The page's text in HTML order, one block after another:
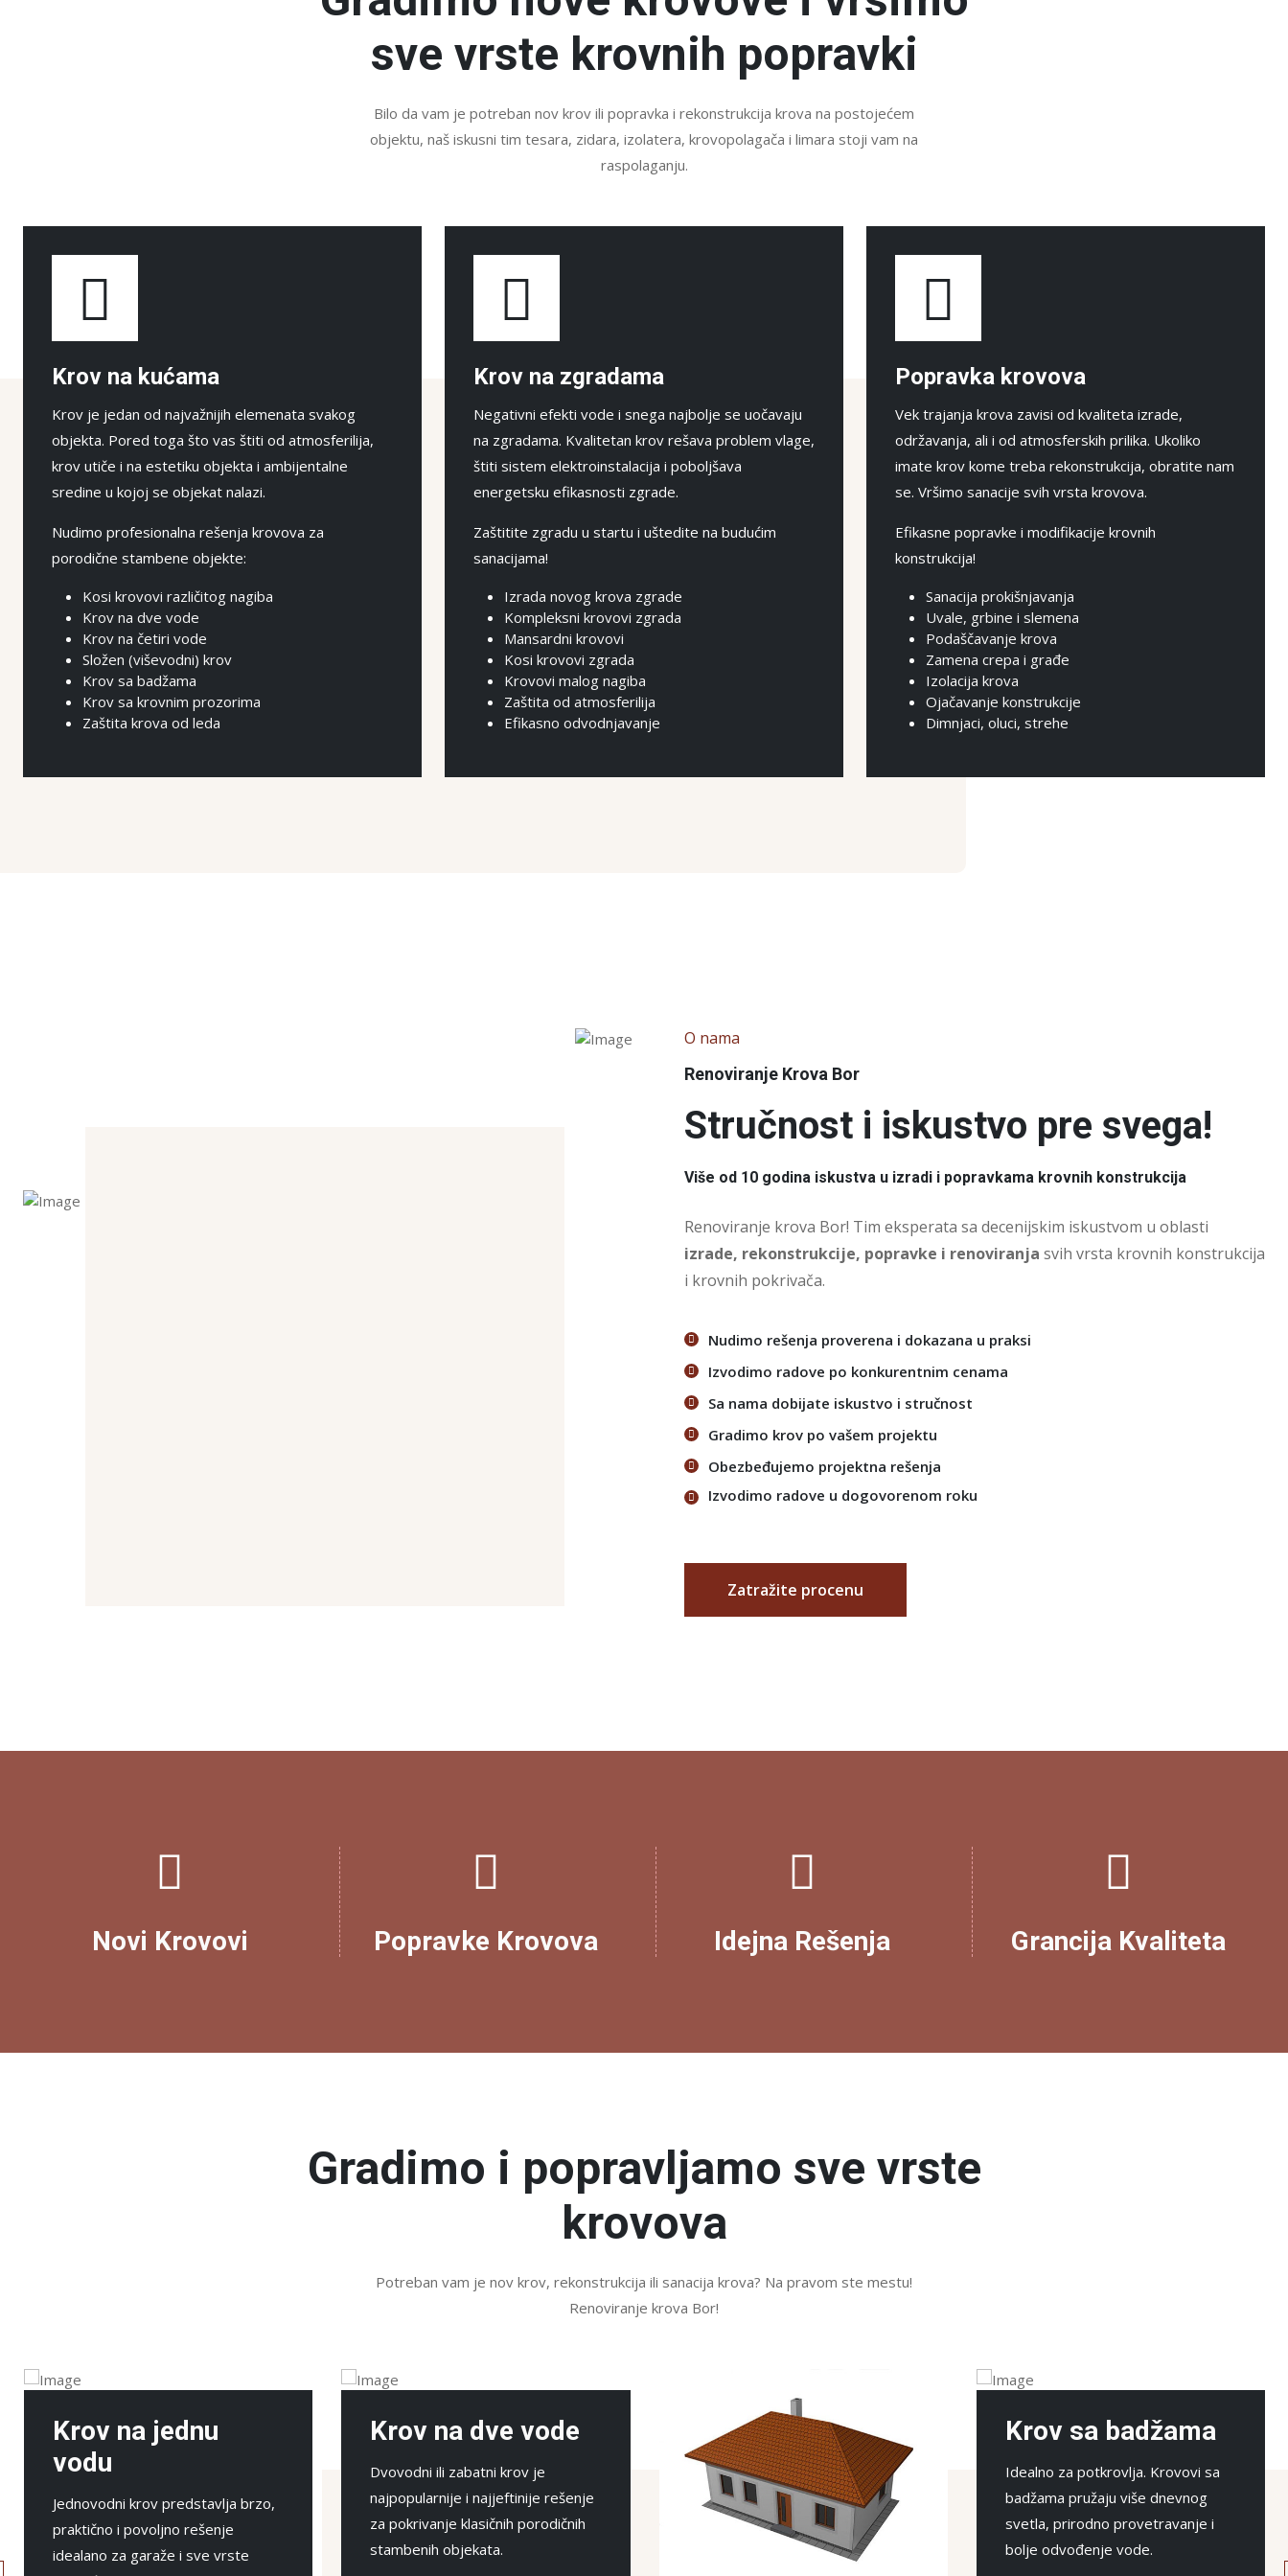
sve vrste krovnih popravki
Bilo da vam je potreban nov krov ili popravka i rekonstrukcija krova na postojećem
objektu, naš iskusni tim tesara, zidara, izolatera, krovopolagača i limara stoji vam na
raspolaganju.
Krov na kućama
Krov je jedan od najvažnijih elemenata svakog
objekta. Pored toga što vas štiti od atmosferilija,
krov utiče i na estetiku objekta i ambijentalne
sredine u kojoj se objekat nalazi.
Nudimo profesionalna rešenja krovova za
porodične stambene objekte:
Kosi krovovi različitog nagiba
Krov na dve vode
Krov na četiri vode
Složen (viševodni) krov
Krov sa badžama
Krov sa krovnim prozorima
Zaštita krova od leda
Krov na zgradama
Negativni efekti vode i snega najbolje se uočavaju
na zgradama. Kvalitetan krov rešava problem vlage,
štiti sistem elektroinstalacija i poboljšava
energetsku efikasnosti zgrade.
Zaštitite zgradu u startu i uštedite na budućim
sanacijama!
Izrada novog krova zgrade
Kompleksni krovovi zgrada
Mansardni krovovi
Kosi krovovi zgrada
Krovovi malog nagiba
Zaštita od atmosferilija
Efikasno odvodnjavanje
Popravka krovova
Vek trajanja krova zavisi od kvaliteta izrade,
održavanja, ali i od atmosferskih prilika. Ukoliko
imate krov kome treba rekonstrukcija, obratite nam
se. Vršimo sanacije svih vrsta krovova.
Efikasne popravke i modifikacije krovnih
konstrukcija!
Sanacija prokišnjavanja
Uvale, grbine i slemena
Podaščavanje krova
Zamena crepa i građe
Izolacija krova
Ojačavanje konstrukcije
Dimnjaci, oluci, strehe
O nama
Renoviranje Krova Bor
Stručnost i iskustvo pre svega!
Više od 10 godina iskustva u izradi i popravkama krovnih konstrukcija
Renoviranje krova Bor! Tim eksperata sa decenijskim iskustvom u oblasti
izrade, rekonstrukcije, popravke i renoviranja svih vrsta krovnih konstrukcija
i krovnih pokrivača.
Nudimo rešenja proverena i dokazana u praksi
Izvodimo radove po konkurentnim cenama
Sa nama dobijate iskustvo i stručnost
Gradimo krov po vašem projektu
Obezbeđujemo projektna rešenja
Izvodimo radove u dogovorenom roku
Zatražite procenu
Novi Krovovi Popravke Krovova Idejna Rešenja Grancija Kvaliteta
Gradimo i popravljamo sve vrste
krovova
Potreban vam je nov krov, rekonstrukcija ili sanacija krova? Na pravom ste mestu!
Renoviranje krova Bor!
Krov na dve vode
Dvovodni ili zabatni krov je
najpopularnije i najjeftinije rešenje
za pokrivanje klasičnih porodičnih
stambenih objekata.
Krov sa badžama
Idealno za potkrovlja. Krovovi sa
badžama pružaju više dnevnog
svetla, prirodno provetravanje i
bolje odvođenje vode.
Krov sa uvalama
Povećava korisnu površinu i visinu
potkrovlja kao i količinu dnevnog
svetla uz pomoć prozora i
svetlarnika na zabatima.